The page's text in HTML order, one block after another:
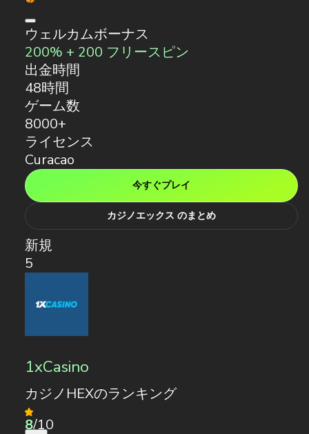
ウェルカムボーナス
200% + 200 フリースピン
出金時間
48時間
ゲーム数
8000+
ライセンス
Curacao
今すぐプレイ
カジノエックス のまとめ
新規
5
1xCasino
カジノHEXのランキング
8/10